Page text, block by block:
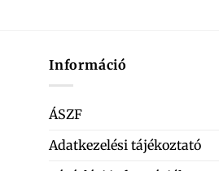
Információ
ÁSZF
Adatkezelési tájékoztató